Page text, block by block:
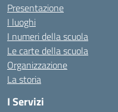
Presentazione
I luoghi
I numeri della scuola
Le carte della scuola
Organizzazione
La storia
I Servizi